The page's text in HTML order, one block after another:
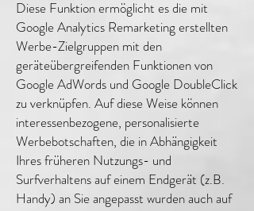
Diese Funktion ermöglicht es die mit
Google Analytics Remarketing erstellten
Werbe-Zielgruppen mit den
geräteübergreifenden Funktionen von
Google AdWords und Google DoubleClick
zu verknüpfen. Auf diese Weise können
interessenbezogene, personalisierte
Werbebotschaften, die in Abhängigkeit
Ihres früheren Nutzungs- und
Surfverhaltens auf einem Endgerät (z.B.
Handy) an Sie angepasst wurden auch auf